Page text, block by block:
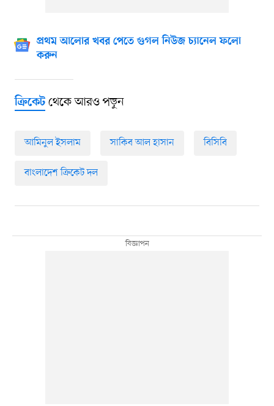
প্রথম আলোর খবর পেতে গুগল নিউজ চ্যানেল ফলো
করুন
ক্রিকেটথেকে আরও পড়ুন
আমিনুল ইসলাম সাকিব আল হাসান বিসিবি
বাংলাদেশ ক্রিকেট দল